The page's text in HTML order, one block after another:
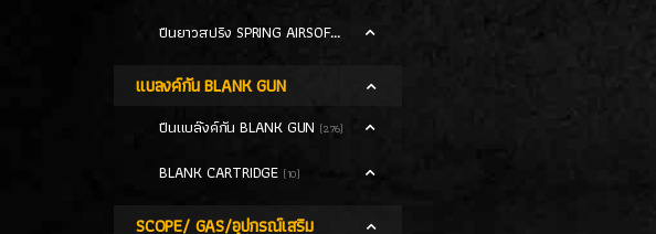
ปืนยาวสปริง SPRING AIRSOFT RIFLES
แบลงค์กัน BLANK GUN
ปืนแบล๊งค์กัน BLANK GUN (276)
BLANK CARTRIDGE (10)
SCOPE/ GAS/อุปกรณ์เสริม